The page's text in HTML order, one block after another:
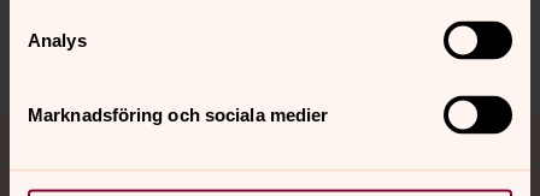
Analys
Marknadsföring och sociala medier
Jourhavande präst